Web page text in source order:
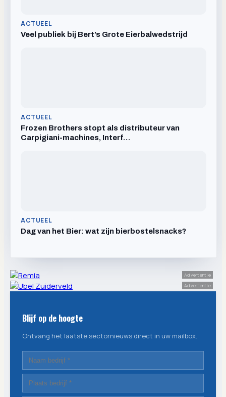
ACTUEEL
Veel publiek bij Bert’s Grote Eierbalwedstrijd
ACTUEEL
Frozen Brothers stopt als distributeur van
Carpigiani-machines, Interf…
ACTUEEL
Dag van het Bier: wat zijn bierbostelsnacks?
Advertentie
Advertentie
Blijf op de hoogte
Ontvang het laatste sectornieuws direct in uw mailbox.